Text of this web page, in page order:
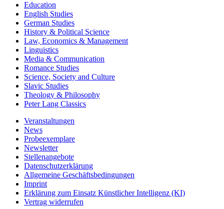
The Arts
Education
English Studies
German Studies
History & Political Science
Law, Economics & Management
Linguistics
Media & Communication
Romance Studies
Science, Society and Culture
Slavic Studies
Theology & Philosophy
Veranstaltungen
News
Probeexemplare
Newsletter
Stellenangebote
Datenschutzerklärung
Allgemeine Geschäftsbedingungen
Imprint
Erklärung zum Einsatz Künstlicher Intelligenz (KI)